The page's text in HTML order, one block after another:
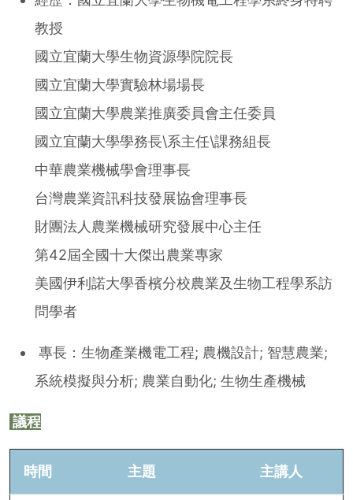
教授
國立宜蘭大學生物資源學院院長
國立宜蘭大學實驗林場場長
國立宜蘭大學農業推廣委員會主任委員
國立宜蘭大學學務長\系主任\課務組長
中華農業機械學會理事長
台灣農業資訊科技發展協會理事長
財團法人農業機械研究發展中心主任
第42屆全國十大傑出農業專家
美國伊利諾大學香檳分校農業及生物工程學系訪
問學者
專長：生物產業機電工程; 農機設計; 智慧農業;
系統模擬與分析; 農業自動化; 生物生產機械
議程
時間 主題 主講人